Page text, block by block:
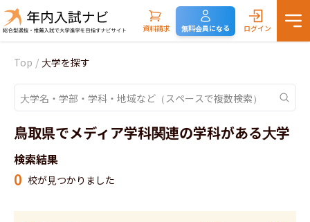
資料請求 無料会員になる ログイン
Top / 大学を探す
鳥取県でメディア学科関連の学科がある大学
検索結果
0 校が見つかりました